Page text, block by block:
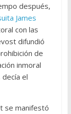
después,
James
con las
difundió
de
inmoral
el
se manifestó